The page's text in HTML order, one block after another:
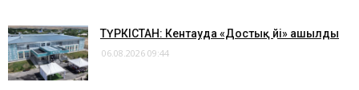
ТҮРКІСТАН: Кентауда «Достық үйі» ашылды
06.08.2026 09:44